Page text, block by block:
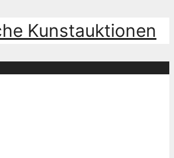
Kunstauktionen